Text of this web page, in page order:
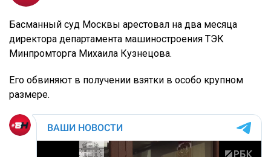
Басманный суд Москвы арестовал на два месяца
директора департамента машиностроения ТЭК
Минпромторга Михаила Кузнецова.
Его обвиняют в получении взятки в особо крупном
размере.